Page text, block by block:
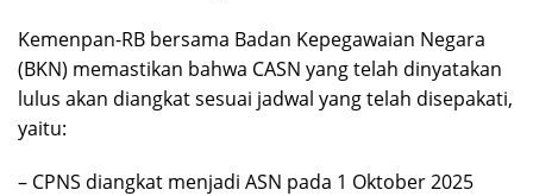
Kemenpan-RB bersama Badan Kepegawaian Negara
(BKN) memastikan bahwa CASN yang telah dinyatakan
lulus akan diangkat sesuai jadwal yang telah disepakati,
yaitu:
– CPNS diangkat menjadi ASN pada 1 Oktober 2025